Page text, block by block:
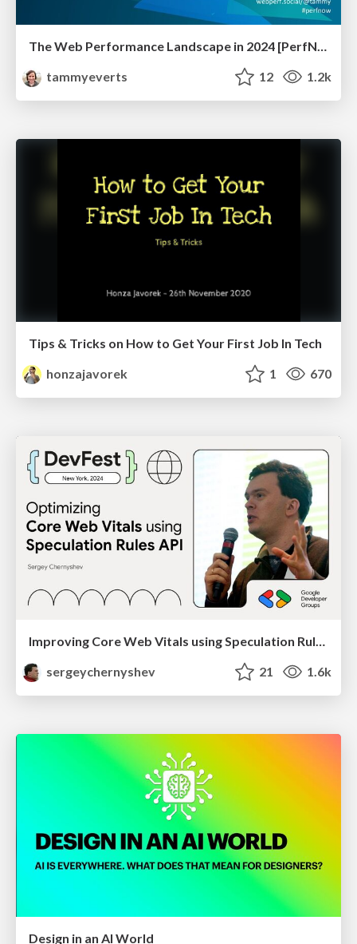
The Web Performance Landscape in 2024 [PerfNow 2024]
tammyeverts
12 1.2k
Tips & Tricks on How to Get Your First Job In Tech
honzajavorek
1 670
sergeychernyshev
21 1.6k
Design in an AI World